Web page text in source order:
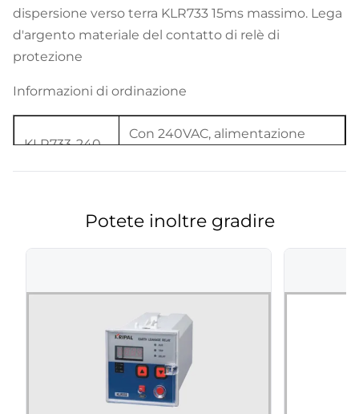
dispersione verso terra KLR733 15ms massimo. Lega
d'argento materiale del contatto di relè di
protezione
Informazioni di ordinazione
KLR733-240
Con 240VAC, alimentazione
elettrica 50/60Hz
Potete inoltre gradire